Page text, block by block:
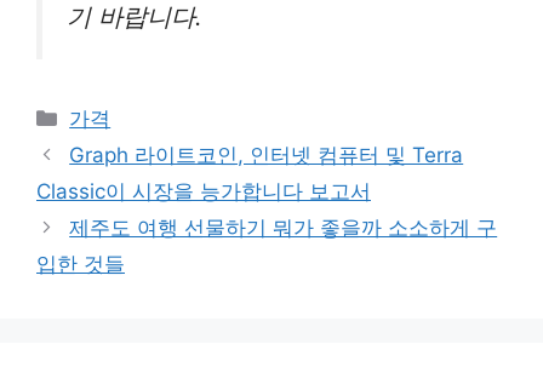
기 바랍니다.
카
테
리
가격
Graph 라이트코인, 인터넷 컴퓨터 및 Terra
Classic이 시장을 능가합니다 보고서
제주도 여행 선물하기 뭐가 좋을까 소소하게 구
입한 것들